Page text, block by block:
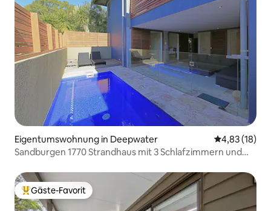
Eigentumswohnung in Deepwater
4,83 (18)
Sandburgen 1770 Strandhaus mit 3 Schlafzimmern und
Beliebter Gäste-Favorit.
Gäste-Favorit